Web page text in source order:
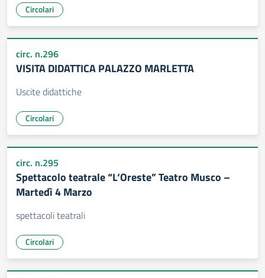
Circolari
circ. n.296
VISITA DIDATTICA PALAZZO MARLETTA
Uscite didattiche
Circolari
circ. n.295
Spettacolo teatrale “L‘Oreste” Teatro Musco –
Martedì 4 Marzo
spettacoli teatrali
Circolari